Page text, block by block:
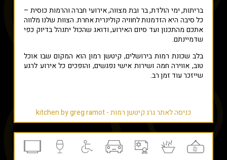
בריתות, ימי הולדת, בר ובת מצווה, אירועי חברה והרמות כוסית –
כל סיבה היא הזדמנות לחוויה קולינרית אחרת. הצוות שלנו מלווה
אתכם מהתכנון ועד סיום האירוע, ודואג שהכול יתנהל בדיוק כפי
שדמיינתם.
בלב שכונת רמות בירושלים, קיטשן רמון הוא המקום שבו אוכל
טוב, אווירה חמה ושירות אישי נפגשים, והופכים כל אירוע לרגע
שייזכר עוד זמן רב.
כניסה לאתר גרג קיטשן רמות - kitchen by greg ramot